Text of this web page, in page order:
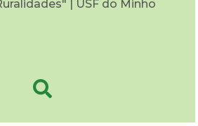
| USF do Minho